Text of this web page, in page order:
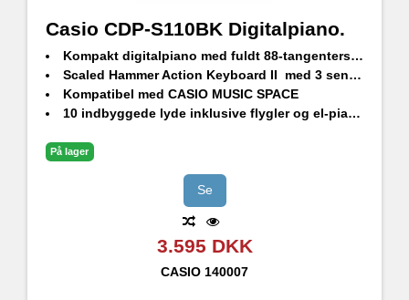
Casio CDP-S110BK Digitalpiano.
Kompakt digitalpiano med fuldt 88-tangenters klaviatur, højopløst lydgenerering og imponerende højttalersystem
Scaled Hammer Action Keyboard II med 3 sensorer så man opnår ekstremt nøjagtig dynamik
Kompatibel med CASIO MUSIC SPACE
10 indbyggede lyde inklusive flygler og el-piano’er
Brug med Casio CS-46 benstativ og opnå stabil støtte og lækkert design (sælges separat)
På lager
Se
3.595 DKK
CASIO 140007